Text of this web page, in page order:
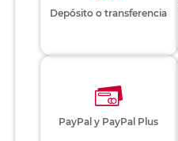
Depósito o transferencia
PayPal y PayPal Plus